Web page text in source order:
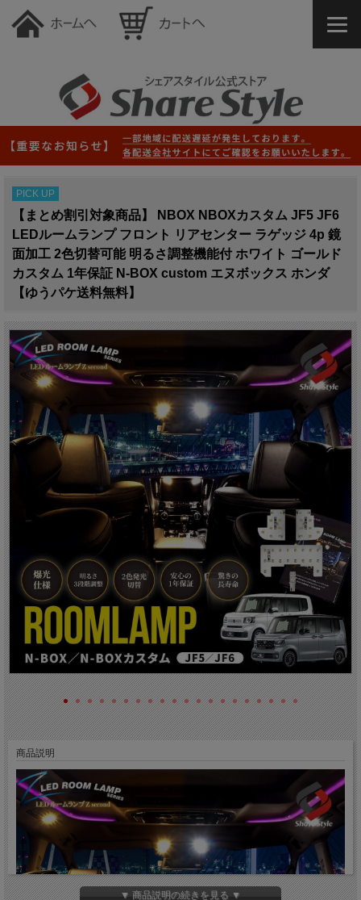
PICK UP
【まとめ割引対象商品】 NBOX NBOXカスタム JF5 JF6
LEDルームランプ フロント リアセンター ラゲッジ 4p 鏡
面加工 2色切替可能 明るさ調整機能付 ホワイト ゴールド
カスタム 1年保証 N-BOX custom エヌボックス ホンダ
【ゆうパケ送料無料】
商品説明
▼ 商品説明の続きを見る ▼